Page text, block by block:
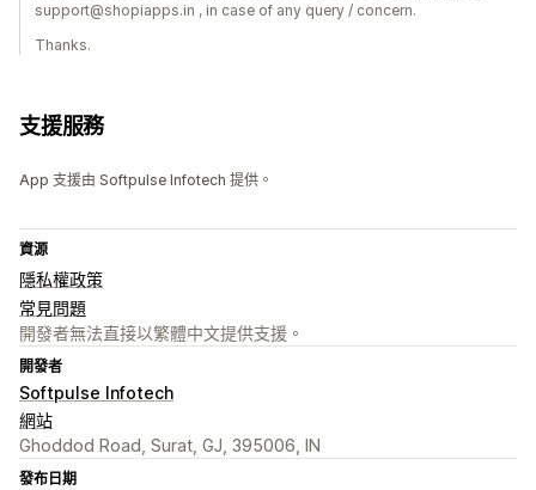
support@shopiapps.in , in case of any query / concern.
Thanks.
支援服務
App 支援由 Softpulse Infotech 提供。
資源
隱私權政策
常見問題
開發者無法直接以繁體中文提供支援。
開發者
Softpulse Infotech
網站
Ghoddod Road, Surat, GJ, 395006, IN
發布日期